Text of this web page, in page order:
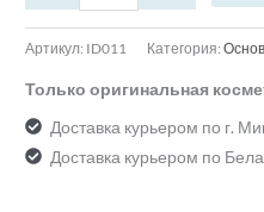
Артикул: ID011 Категория:
Только оригинальная
Доставка курьером по г.
Доставка курьером по